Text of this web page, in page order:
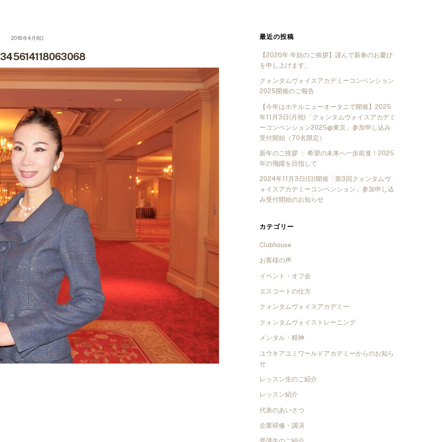
2018年4月6日 最近の投稿
【2026年 年始のご挨拶】謹んで新春のお慶び
を申し上げます。
クォンタムヴォイスアカデミーコンベンション
2025開催のご報告
【今年はホテルニューオータニで開催】2025
年11月3日(月祝)「クォンタムヴォイスアカデミ
ーコンベンション2025@東京」参加申し込み
受付開始（70名限定）
新年のご挨拶 ： 希望の未来へ一歩前進！2025
年の飛躍を目指して
2024年11月3日(日)開催「第3回クォンタムヴ
ォイスアカデミーコンベンション」参加申し込
み受付開始のお知らせ
カテゴリー
Clubhouse
お客様の声
イベント・オフ会
エスコートの仕方
クォンタムヴォイスアカデミー
クォンタムヴォイストレーニング
メンタル・精神
ユウキアユミワールドアカデミーからのお知ら
せ
レッスン生のご紹介
レッスン紹介
代表のあいさつ
企業研修・講演